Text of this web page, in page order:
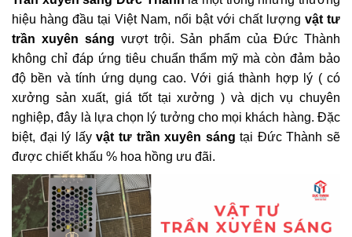
hiệu hàng đầu tại Việt Nam, nổi bật với chất lượng vật tư
trần xuyên sáng vượt trội. Sản phẩm của Đức Thành
không chỉ đáp ứng tiêu chuẩn thẩm mỹ mà còn đảm bảo
độ bền và tính ứng dụng cao. Với giá thành hợp lý ( có
xưởng sản xuất, giá tốt tại xưởng ) và dịch vụ chuyên
nghiệp, đây là lựa chọn lý tưởng cho mọi khách hàng. Đặc
biệt, đại lý lấyvật tư trần xuyên sáng tại Đức Thành sẽ
được chiết khấu % hoa hồng ưu đãi.